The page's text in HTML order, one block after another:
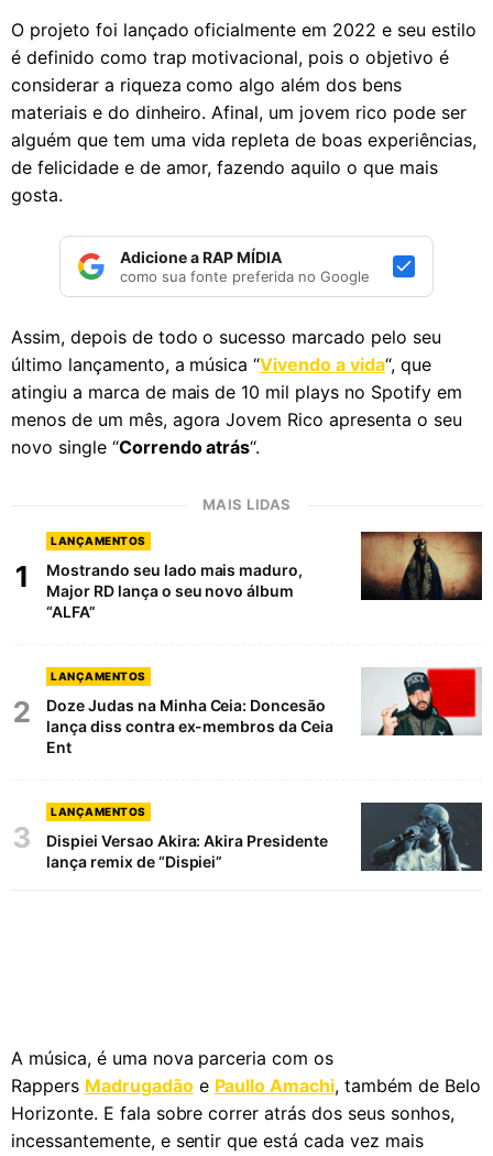
O projeto foi lançado oficialmente em 2022 e seu estilo
é definido como trap motivacional, pois o objetivo é
considerar a riqueza como algo além dos bens
materiais e do dinheiro. Afinal, um jovem rico pode ser
alguém que tem uma vida repleta de boas experiências,
de felicidade e de amor, fazendo aquilo o que mais
gosta.
Adicione a RAP MÍDIA
como sua fonte preferida no Google
Assim, depois de todo o sucesso marcado pelo seu
último lançamento, a música “Vivendo a vida“, que
atingiu a marca de mais de 10 mil plays no Spotify em
menos de um mês, agora Jovem Rico apresenta o seu
novo single “Correndo atrás“.
MAIS LIDAS
1
LANÇAMENTOS
Mostrando seu lado mais maduro,
Major RD lança o seu novo álbum
“ALFA”
2
LANÇAMENTOS
Doze Judas na Minha Ceia: Doncesão
lança diss contra ex-membros da Ceia
Ent
3
LANÇAMENTOS
Dispiei Versao Akira: Akira Presidente
lança remix de “Dispiei”
A música, é uma nova parceria com os
Rappers Madrugadãoe Paullo Amachi, também de Belo
Horizonte. E fala sobre correr atrás dos seus sonhos,
incessantemente, e sentir que está cada vez mais